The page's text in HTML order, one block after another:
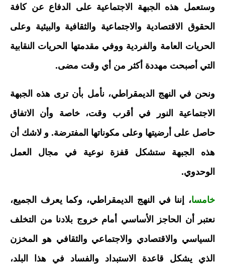
وستعمل هذه الجبهة الاجتماعية على الدفاع عن كافة
الحقوق الاقتصادية والاجتماعية والثقافية والبيئية وعلى
الحريات العامة والفردية ووفي مقدمتها الحريات النقابية
التي أصبحت مهددة أكثر من أي وقت مضى.
ونحن في النهج الديمقراطي، نأمل بأن ترى هذه الجبهة
الاجتماعية النور في أقرب وقت، خاصة وأن الاتفاق
حاصل على أرضيتها وعلى مكوناتها المفترضة. و لاشك أن
هذه الجبهة ستشكل قفزة نوعية في مجال العمل
الوحدوي.
خامسا، إننا في النهج الديمقراطي، وكما يعرف الجميع،
نعتبر أن الحاجز الأساسي أمام خروج بلادنا من التخلف
السياسي والاقتصادي والاجتماعي والثقافي هو المخزن
الذي يشكل قاعدة الاستبداد والفساد في هذا البلد،